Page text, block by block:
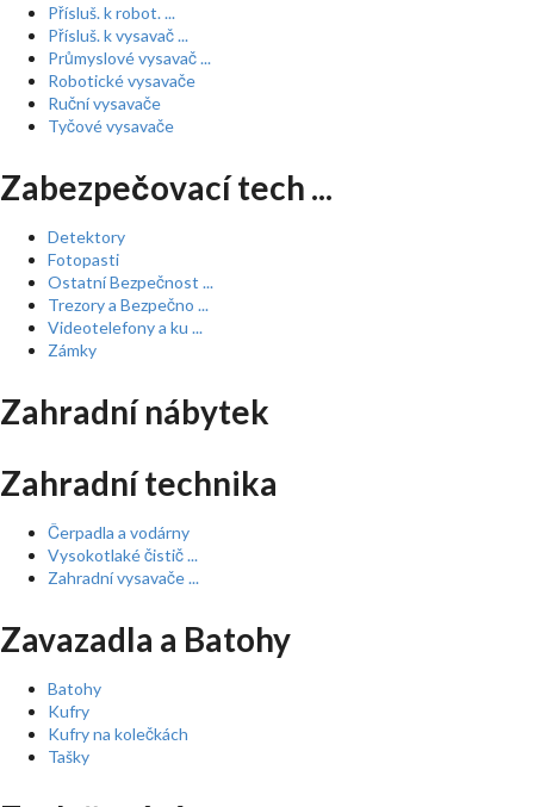
Přísluš. k robot. ...
Přísluš. k vysavač ...
Průmyslové vysavač ...
Robotické vysavače
Ruční vysavače
Tyčové vysavače
Zabezpečovací tech ...
Detektory
Fotopasti
Ostatní Bezpečnost ...
Trezory a Bezpečno ...
Videotelefony a ku ...
Zámky
Zahradní nábytek
Zahradní technika
Čerpadla a vodárny
Vysokotlaké čistič ...
Zahradní vysavače ...
Zavazadla a Batohy
Batohy
Kufry
Kufry na kolečkách
Tašky